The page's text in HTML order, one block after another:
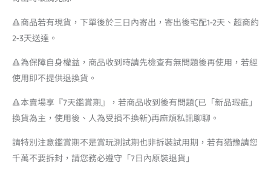
🔺商品若有現貨，下單後於三日內寄出，寄出後宅配1-2天、超商約
2-3天送達。
🔺為保障自身權益，商品收到時請先檢查有無問題後再使用，若經
使用即不提供退換貨。
🔺本賣場享『7天鑑賞期』，若商品收到後有問題(已「新品瑕疵」
換貨為主，使用後、人為受損不換新)再麻煩私訊聊聊。
請特別注意鑑賞期不是賞玩測試期也非拆裝試用期，若有猶豫請您
千萬不要拆封，請您務必遵守「7日內原裝退貨」